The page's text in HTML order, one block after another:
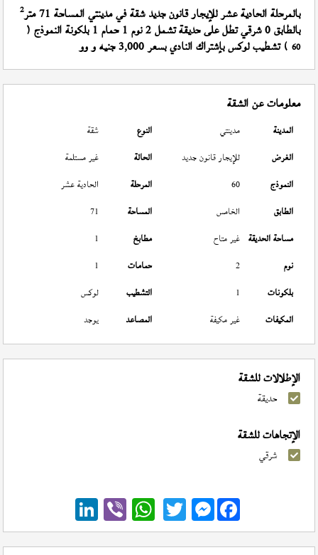
بالمرحلة الحادية عشر للإيجار قانون جديد شقة في مدينتي المساحة 71 متر 2
بالطابق 0 شرقي تطل على حديقة تشمل 2 نوم 1 حمام 1 بلكونة النموذج (
60 ) تشطيب لوكس بإشتراك النادي بسعر 3,000 جنيه و وو
معلومات عن الشقة
المدينة مدينتي النوع
شقة
الغرض
للإيجار قانون جديد الحالة
غير مستلمة
النموذج
60 المرحلة
الحادية عشر
الطابق
الخامس المساحة
71
مساحة الحديقة غير متاح مطابخ
1
نوم
2 حمامات
1
بلكونات
1 التشطيب
لوكس
المكيفات
غير مكيفة المصاعد يوجد
الإطلالات للشقة
حديقة
الإتجاهات للشقة
شرقي
Messenger